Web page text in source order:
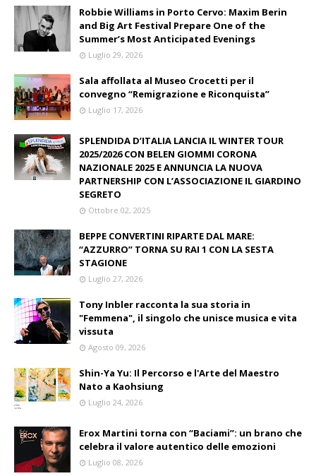
Robbie Williams in Porto Cervo: Maxim Berin
and Big Art Festival Prepare One of the
Summer’s Most Anticipated Evenings
Luglio 29, 2026
Sala affollata al Museo Crocetti per il
convegno “Remigrazione e Riconquista”
Luglio 17, 2026
SPLENDIDA D’ITALIA LANCIA IL WINTER TOUR
2025/2026 CON BELEN GIOMMI CORONA
NAZIONALE 2025 E ANNUNCIA LA NUOVA
PARTNERSHIP CON L’ASSOCIAZIONE IL GIARDINO
SEGRETO
Ottobre 02, 2025
BEPPE CONVERTINI RIPARTE DAL MARE:
“AZZURRO” TORNA SU RAI 1 CON LA SESTA
STAGIONE
Luglio 27, 2026
Tony Inbler racconta la sua storia in
"Femmena", il singolo che unisce musica e vita
vissuta
Agosto 09, 2026
Shin-Ya Yu: Il Percorso e l'Arte del Maestro
Nato a Kaohsiung
Luglio 24, 2026
Erox Martini torna con “Baciami”: un brano che
celebra il valore autentico delle emozioni
Luglio 08, 2026